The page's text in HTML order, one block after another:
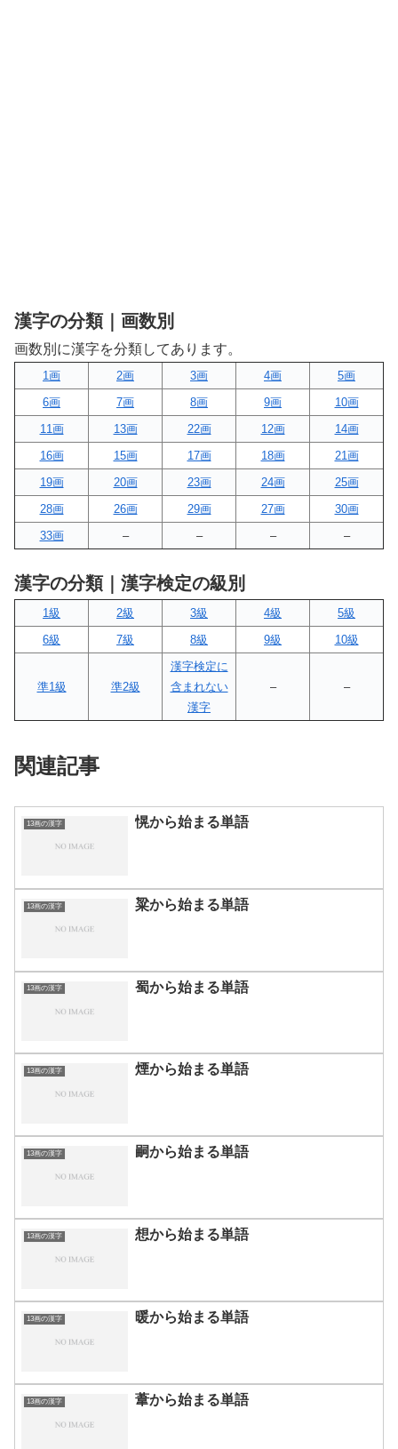
漢字の分類｜画数別
画数別に漢字を分類してあります。
1画 2画 3画 4画
5画
6画
7画 8画 9画
10画
11画
13画 22画 12画
14画
16画
15画 17画 18画
21画
19画
20画 23画 24画
25画
28画
26画 29画 27画
30画
33画
– – – –
漢字の分類｜漢字検定の級別
1級 2級 3級 4級
5級
6級
7級 8級 9級 10級
準1級 準2級
漢字検定に
含まれない
漢字
– –
関連記事
13画の漢字 愰から始まる単語
13画の漢字 粱から始まる単語
13画の漢字 蜀から始まる単語
13画の漢字 煙から始まる単語
13画の漢字 嗣から始まる単語
13画の漢字 想から始まる単語
13画の漢字 暖から始まる単語
13画の漢字 葦から始まる単語